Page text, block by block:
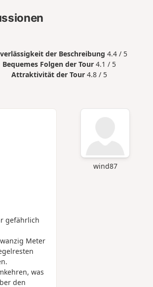
der Beschreibung 4.4 / 5
Bequemes Folgen der Tour 4.1 / 5
Attraktivität der Tour 4.8 / 5
wind87
gefährlich
Meter
was
den